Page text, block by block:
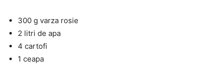
300 g varza rosie
2 litri de apa
4 cartofi
1 ceapa